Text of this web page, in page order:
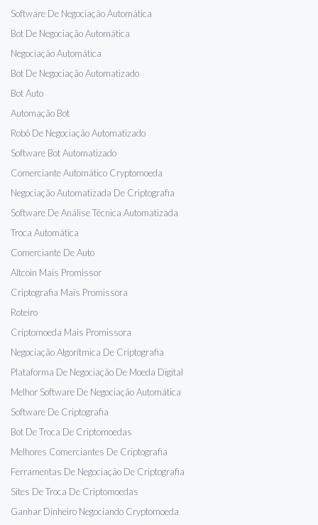
Software De Negociação Automática
Bot De Negociação Automática
Negociação Automática
Bot De Negociação Automatizado
Bot Auto
Automação Bot
Robô De Negociação Automatizado
Software Bot Automatizado
Comerciante Automático Cryptomoeda
Negociação Automatizada De Criptografia
Software De Análise Técnica Automatizada
Troca Automática
Comerciante De Auto
Altcoin Mais Promissor
Criptografia Mais Promissora
Roteiro
Criptomoeda Mais Promissora
Negociação Algorítmica De Criptografia
Plataforma De Negociação De Moeda Digital
Melhor Software De Negociação Automática
Software De Criptografia
Bot De Troca De Criptomoedas
Melhores Comerciantes De Criptografia
Ferramentas De Negociação De Criptografia
Sites De Troca De Criptomoedas
Ganhar Dinheiro Negociando Cryptomoeda